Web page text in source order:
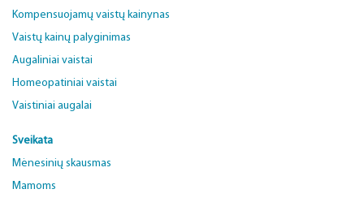
Kompensuojamų vaistų kainynas
Vaistų kainų palyginimas
Augaliniai vaistai
Homeopatiniai vaistai
Vaistiniai augalai
Sveikata
Mėnesinių skausmas
Mamoms